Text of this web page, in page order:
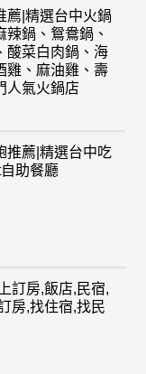
薦|精選台中火鍋
辣鍋、鴛鴦鍋、
酸菜白肉鍋、海
雞、麻油雞、壽
人氣火鍋店
推薦|精選台中吃
助餐廳
訂房,飯店,民宿,
房,找住宿,找民